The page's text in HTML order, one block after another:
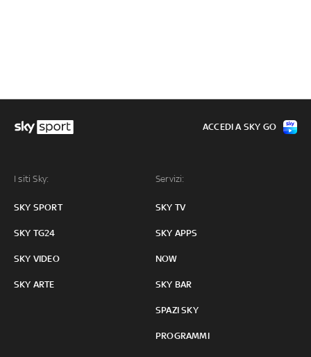
I siti Sky:
SKY SPORT
SKY TG24
SKY VIDEO
SKY ARTE
Servizi:
SKY TV
SKY APPS
NOW
SKY BAR
SPAZI SKY
PROGRAMMI
ACCEDI A SKY GO